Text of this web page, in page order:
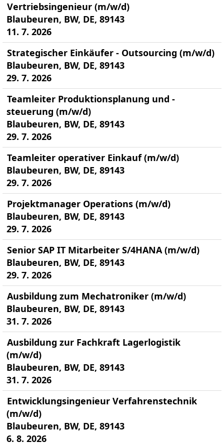
Vertriebsingenieur (m/w/d)
Blaubeuren, BW, DE, 89143
11. 7. 2026
Strategischer Einkäufer - Outsourcing (m/w/d)
Blaubeuren, BW, DE, 89143
29. 7. 2026
Teamleiter Produktionsplanung und -
steuerung (m/w/d)
Blaubeuren, BW, DE, 89143
29. 7. 2026
Teamleiter operativer Einkauf (m/w/d)
Blaubeuren, BW, DE, 89143
29. 7. 2026
Projektmanager Operations (m/w/d)
Blaubeuren, BW, DE, 89143
29. 7. 2026
Senior SAP IT Mitarbeiter S/4HANA (m/w/d)
Blaubeuren, BW, DE, 89143
29. 7. 2026
Ausbildung zum Mechatroniker (m/w/d)
Blaubeuren, BW, DE, 89143
31. 7. 2026
Ausbildung zur Fachkraft Lagerlogistik
(m/w/d)
Blaubeuren, BW, DE, 89143
31. 7. 2026
Entwicklungsingenieur Verfahrenstechnik
(m/w/d)
Blaubeuren, BW, DE, 89143
6. 8. 2026